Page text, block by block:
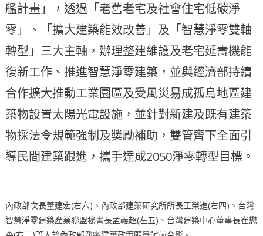
艦計畫」，透過「老舊老宅及社會住宅低碳淨
零」、「擴大建築能效改善」及「智慧淨零雙軸
轉型」三大主軸，辦理整建維護及老宅延壽機能
復新工作、推進智慧淨零建築，並與經濟部持續
合作擴大推動工業園區及受風災易成孤島地區建
築物設置太陽光電設施，並針對新建及既有建築
物採法令規範強制及獎勵補助，雙管齊下全面引
導民間建築跟進，攜手達成2050淨零轉型目標。
內政部次長董建宏(右六)、內政部建築研究所所長王榮進(右四)、台灣
智慧淨零建築產業聯盟秘書長孟義超(左五)、台灣建築中心董事長崔懋